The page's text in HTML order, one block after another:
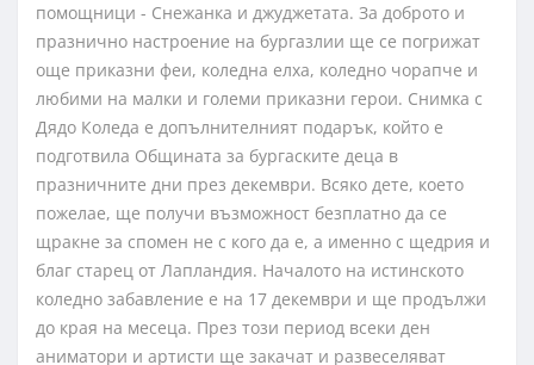
помощници - Снежанка и джуджетата. За доброто и
празнично настроение на бургазлии ще се погрижат
още приказни феи, коледна елха, коледно чорапче и
любими на малки и големи приказни герои. Снимка с
Дядо Коледа е допълнителният подарък, който е
подготвила Общината за бургаските деца в
празничните дни през декември. Всяко дете, което
пожелае, ще получи възможност безплатно да се
щракне за спомен не с кого да е, а именно с щедрия и
благ старец от Лапландия. Началото на истинското
коледно забавление е на 17 декември и ще продължи
до края на месеца. През този период всеки ден
аниматори и артисти ще закачат и развеселяват